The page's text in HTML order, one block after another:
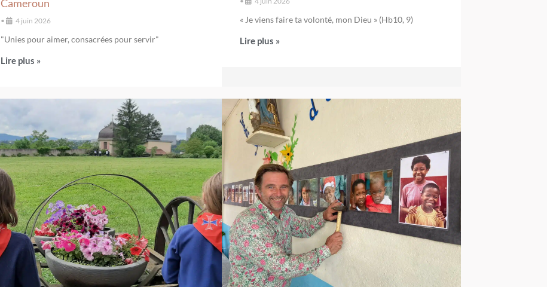
Cameroun
• 4 juin 2026
"Unies pour aimer, consacrées pour servir"
Lire plus »
« Je viens faire ta volonté, mon Dieu » (Hb10, 9)
Lire plus »